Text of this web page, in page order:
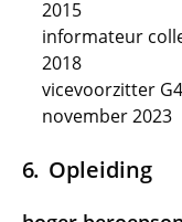
2015
informateur
2018
vicevoorzitter
november 2023
Opleiding